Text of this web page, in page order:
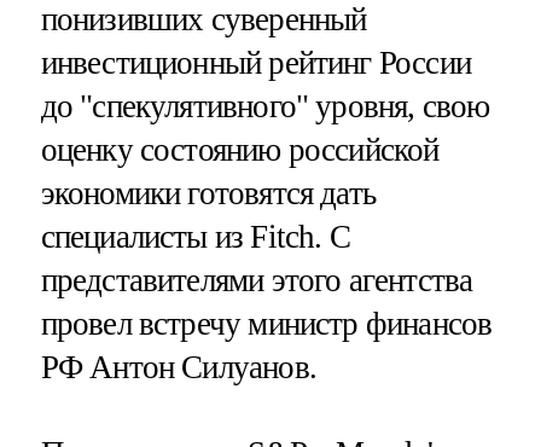
понизивших суверенный
инвестиционный рейтинг России
до "спекулятивного" уровня, свою
оценку состоянию российской
экономики готовятся дать
специалисты из Fitch. С
представителями этого агентства
провел встречу министр финансов
РФ Антон Силуанов.